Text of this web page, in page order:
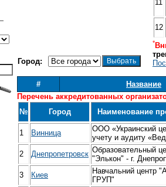
Город:
11
12
*
#
Название
Перечень аккредитованных
№
Город Наименование
1 Винница
ООО «Украинский
учету и аудиту
2
Днепропетровск Образовательный
"Элькон" - г.
3
Киев
Навчальний центр
ГРУП"